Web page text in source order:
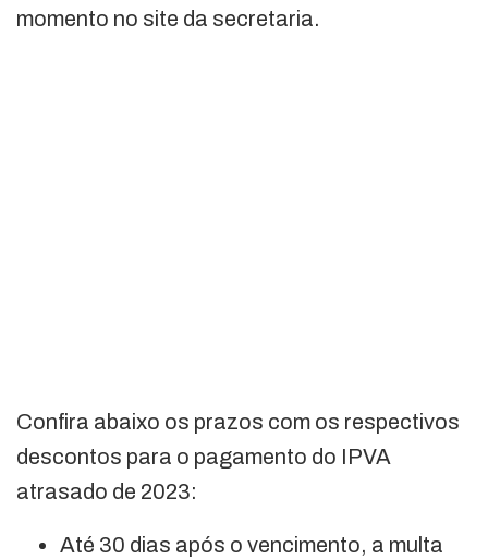
momento no site da secretaria.
Confira abaixo os prazos com os respectivos
descontos para o pagamento do IPVA
atrasado de 2023:
Até 30 dias após o vencimento, a multa